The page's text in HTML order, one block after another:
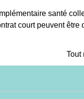
santé
court peuvent être
Tout